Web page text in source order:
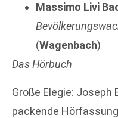
Massimo Livi
(Wagenbach)
Das Hörbuch
Große Elegie:
packende